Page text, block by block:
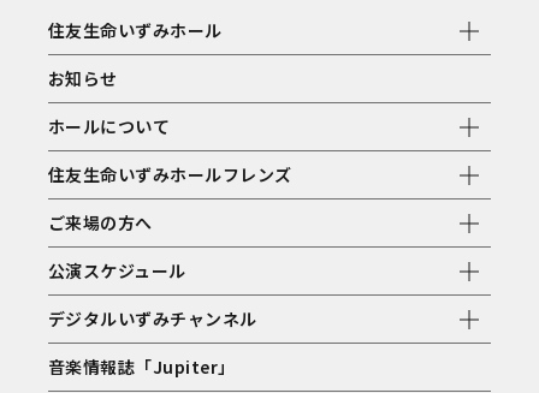
住友生命いずみホール
お知らせ
ホールについて
住友生命いずみホールフレンズ
ご来場の方へ
公演スケジュール
デジタルいずみチャンネル
音楽情報誌「Jupiter」